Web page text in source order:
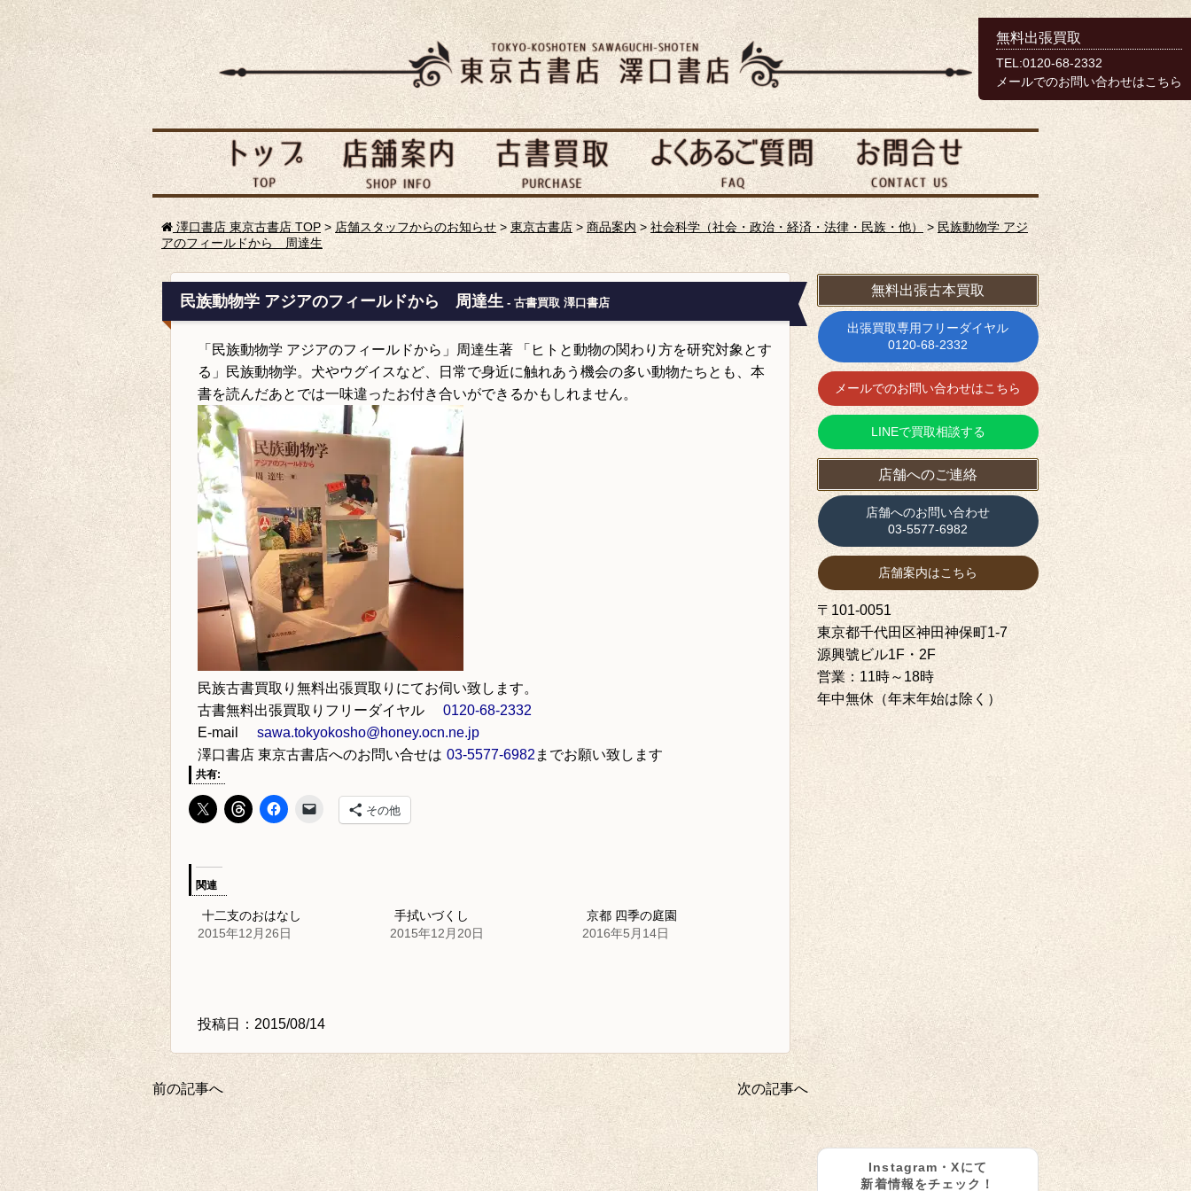
澤口書店 東京古書店 TOP > 店舗スタッフからのお知らせ >東京古書店> 商品案内>社会科学（社会・政治・経済・法律・民族・他） >民族動物学 アジ
アのフィールドから 周達生
民族動物学 アジアのフィールドから 周達生 - 古書買取 澤口書店
「民族動物学 アジアのフィールドから」周達生著 「ヒトと動物の関わり方を研究対象とす
る」民族動物学。 犬やウグイスなど、日常で身近に触れあう機会の多い動物たちとも、本
書を読んだあとでは一味違ったお付き合いができるかもしれません。
民族古書買取り 無料出張買取り にてお伺い致します。
古書無料出張買取りフリーダイヤル
0120-68-2332
E-mail
sawa.tokyokosho@honey.ocn.ne.jp
澤口書店 東京古書店へのお問い合せは 03-5577-6982 までお願い致します
共有:
その他
関連
十二支のおはなし
2015年12月26日
手拭いづくし
2015年12月20日
京都 四季の庭園
2016年5月14日
投稿日：2015/08/14
次の記事へ
前の記事へ
無料出張古本買取
出張買取専用フリーダイヤル
0120-68-2332
メールでのお問い合わせはこちら
LINEで買取相談する
店舗へのご連絡
店舗へのお問い合わせ
03-5577-6982
店舗案内はこちら
〒101-0051
東京都千代田区神田神保町1‐7
源興號ビル1F・2F
営業：11時～18時
年中無休（年末年始は除く）
Instagram・Xにて
新着情報をチェック！
無料出張買取
TEL:0120-68-2332
メールでのお問い合わせはこちら